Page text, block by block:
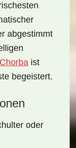
abgestimmt
Chorbaist
begeistert.
oder